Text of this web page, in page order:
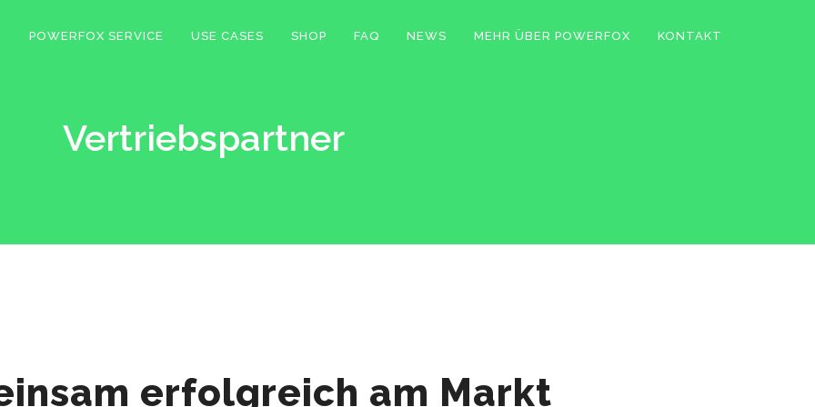
POWERFOX SERVICE USE CASES SHOP FAQ NEWS MEHR ÜBER POWERFOX KONTAKT
Vertriebspartner
erfolgreich am Markt